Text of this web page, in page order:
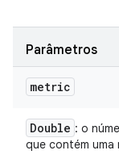
Parâmetros
metric
Double : o
que contém uma